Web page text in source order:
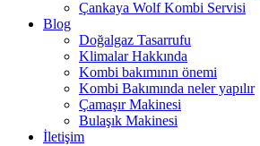
Çankaya Wolf Kombi Servisi
Blog
Doğalgaz Tasarrufu
Klimalar Hakkında
Kombi bakımının önemi
Kombi Bakımında neler yapılır
Çamaşır Makinesi
Bulaşık Makinesi
İletişim